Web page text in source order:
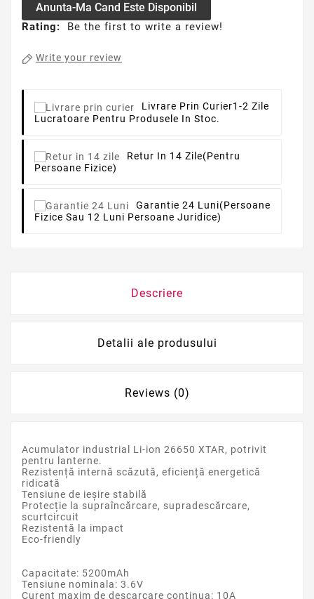
Anunta-Ma Cand Este Disponibil
Rating: Be the first to write a review!
Write your review
Livrare Prin Curier1-2 Zile
Lucratoare Pentru Produsele In Stoc.
Retur In 14 Zile(pentru
Persoane Fizice)
Garantie 24 Luni(persoane
Fizice Sau 12 Luni Persoane Juridice)
Descriere
Detalii ale produsului
Reviews (0)
Acumulator industrial Li-ion 26650 XTAR, potrivit
pentru lanterne.
Rezistență internă scăzută, eficiență energetică
ridicată
Tensiune de ieșire stabilă
Protecție la supraîncărcare, supradescărcare,
scurtcircuit
Rezistentă la impact
Eco-friendly
Capacitate: 5200mAh
Tensiune nominala: 3.6V
Curent maxim de descarcare continua: 10A